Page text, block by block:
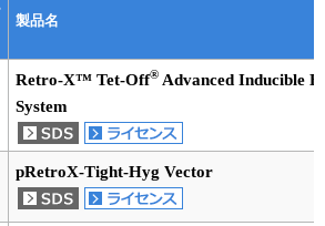
ト
製品名
Retro-X™ Tet-Off® Advanced Inducible
System
pRetroX-Tight-Hyg Vector